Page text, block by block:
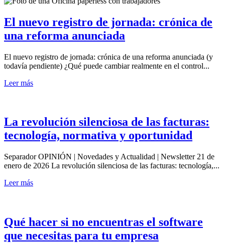
El nuevo registro de jornada: crónica de
una reforma anunciada
El nuevo registro de jornada: crónica de una reforma anunciada (y
todavía pendiente) ¿Qué puede cambiar realmente en el control...
Leer más
La revolución silenciosa de las facturas:
tecnología, normativa y oportunidad
Separador OPINIÓN | Novedades y Actualidad | Newsletter 21 de
enero de 2026 La revolución silenciosa de las facturas: tecnología,...
Leer más
Qué hacer si no encuentras el software
que necesitas para tu empresa